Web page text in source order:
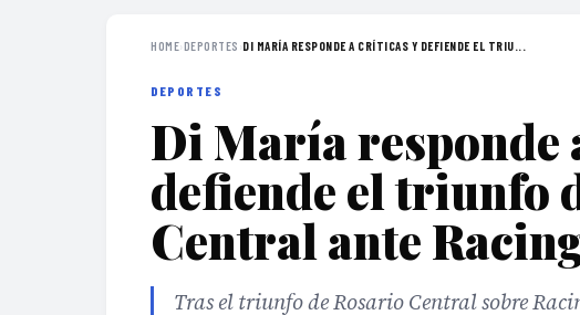
HOME›DEPORTES ›DI MARÍA RESPONDE A CRÍTICAS Y DEFIENDE EL TRIU...
DEPORTES
Di María responde
defiende el triunfo
Central ante
Tras el triunfo de Rosario Central sobre